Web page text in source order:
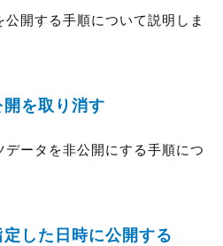
開する手順について説明しま
を取り消す
ータを非公開にする手順につ
した日時に公開する